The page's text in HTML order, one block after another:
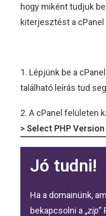
hogy miként tudjuk
kiterjesztést a
1. Lépjünk be a
található leírás tud
2. A cPanel felületen
> Select PHP Version
Jó tudni!
Ha a domainünk,
bekapcsolni a „zip”